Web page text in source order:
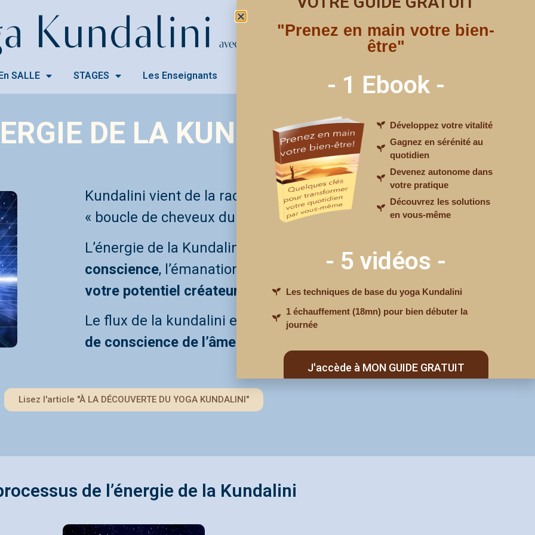
SALLE STAGES Les Enseignants TOUT sur le YOGA
DE LA KUNDALINI
Kundalini vient de la racine « Kundal » qui signifie
« boucle de cheveux du bien-aimé ».
L’énergie de la Kundalini est
l’énergie de la
conscience, l’émanation de votre âme. Elle est
votre potentiel créateur
Le flux de la kundalini est
l’ouverture de l’énergie
de conscience de l’âme
Lisez l'article "À LA DÉCOUVERTE DU YOGA KUNDALINI"
de l’énergie de la Kundalini
"Prenez en main votre bien-
être"
- 1 Ebook -
Développez votre vitalité
Gagnez en sérénité au
quotidien
Devenez autonome dans
votre pratique
Découvrez les solutions
en vous-même
- 5 vidéos -
Les techniques de base du yoga Kundalini
1 échauffement (18mn) pour bien débuter la
journée
J'accède à MON GUIDE GRATUIT